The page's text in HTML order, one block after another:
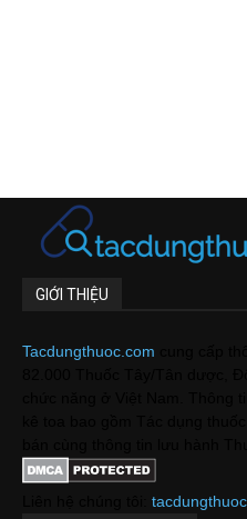
GIỚI THIỆU
Tacdungthuoc.com